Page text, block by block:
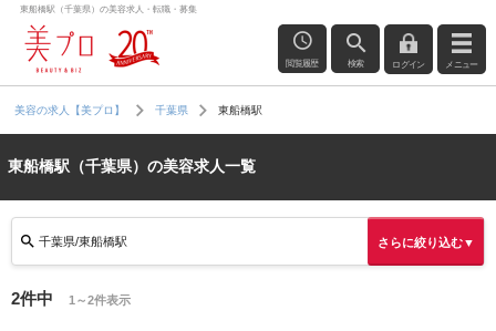
東船橋駅（千葉県）の美容求人・転職・募集
閲覧履歴 検索 ログイン メニュー
美容の求人【美プロ】 千葉県 東船橋駅
東船橋駅（千葉県）の美容求人一覧
千葉県/東船橋駅 さらに絞り込む▼
2件中 1～2件表示